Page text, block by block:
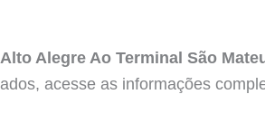
Alegre Ao Terminal São
acesse as informações